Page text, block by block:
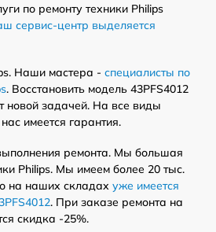
по ремонту техники Philips
сервис-центр выделяется
Наши мастера - специалисты по
. Восстановить модель 43PFS4012
новой задачей. На все виды
имеется гарантия.
ремонта. Мы большая
Philips. Мы имеем более 20 тыс.
на наших складах уже имеется
. При заказе ремонта на
скидка -25%.